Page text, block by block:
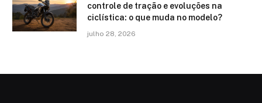
controle de tração e evoluções na
ciclística: o que muda no modelo?
julho 28, 2026